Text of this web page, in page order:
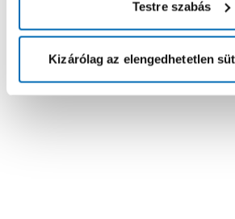
Testre szabás
Kizárólag az elengedhetetlen